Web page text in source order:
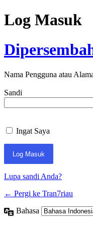
Log Masuk
Nama Pengguna atau
Sandi
Ingat Saya
Lupa sandi Anda?
← Pergi ke Tran7riau
Bahasa